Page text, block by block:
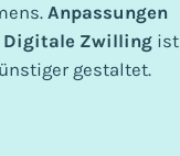
Anpassungen
Digitale Zwilling ist
gestaltet.